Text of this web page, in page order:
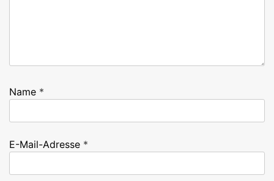
Name *
E-Mail-Adresse *